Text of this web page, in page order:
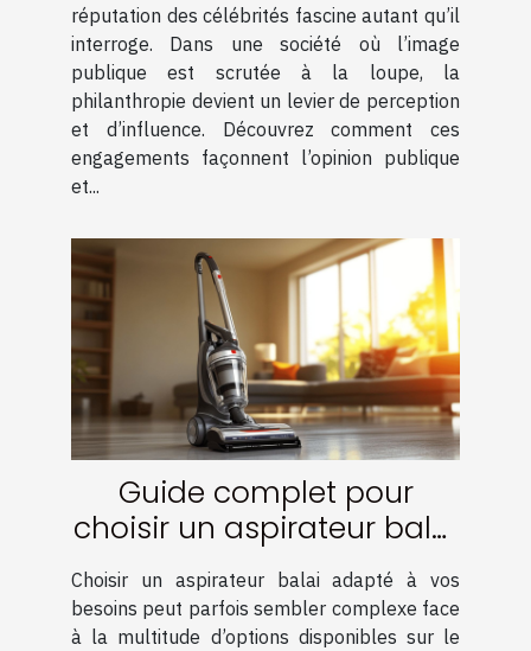
réputation des célébrités fascine autant qu’il
interroge. Dans une société où l’image
publique est scrutée à la loupe, la
philanthropie devient un levier de perception
et d’influence. Découvrez comment ces
engagements façonnent l’opinion publique
et...
Guide complet pour
choisir un aspirateur balai
adapté à vos besoins
Choisir un aspirateur balai adapté à vos
besoins peut parfois sembler complexe face
à la multitude d’options disponibles sur le